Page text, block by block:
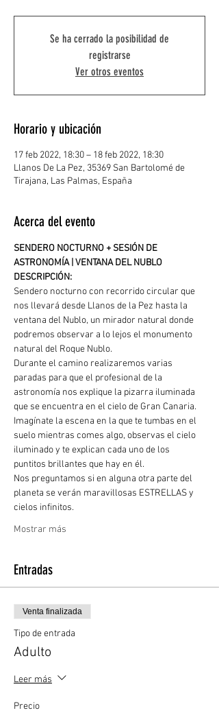
Se ha cerrado la posibilidad de
registrarse
Ver otros eventos
Horario y ubicación
17 feb 2022, 18:30 – 18 feb 2022, 18:30
Llanos De La Pez, 35369 San Bartolomé de
Tirajana, Las Palmas, España
Acerca del evento
SENDERO NOCTURNO + SESIÓN DE
ASTRONOMÍA | VENTANA DEL NUBLO
DESCRIPCIÓN:
Sendero nocturno con recorrido circular que
nos llevará desde Llanos de la Pez hasta la
ventana del Nublo, un mirador natural donde
podremos observar a lo lejos el monumento
natural del Roque Nublo.
Durante el camino realizaremos varias
paradas para que el profesional de la
astronomía nos explique la pizarra iluminada
que se encuentra en el cielo de Gran Canaria.
Imagínate la escena en la que te tumbas en el
suelo mientras comes algo, observas el cielo
iluminado y te explican cada uno de los
puntitos brillantes que hay en él.
Nos preguntamos si en alguna otra parte del
planeta se verán maravillosas ESTRELLAS y
cielos infinitos.
Mostrar más
Entradas
Venta finalizada
Tipo de entrada
Adulto
Leer más
Precio